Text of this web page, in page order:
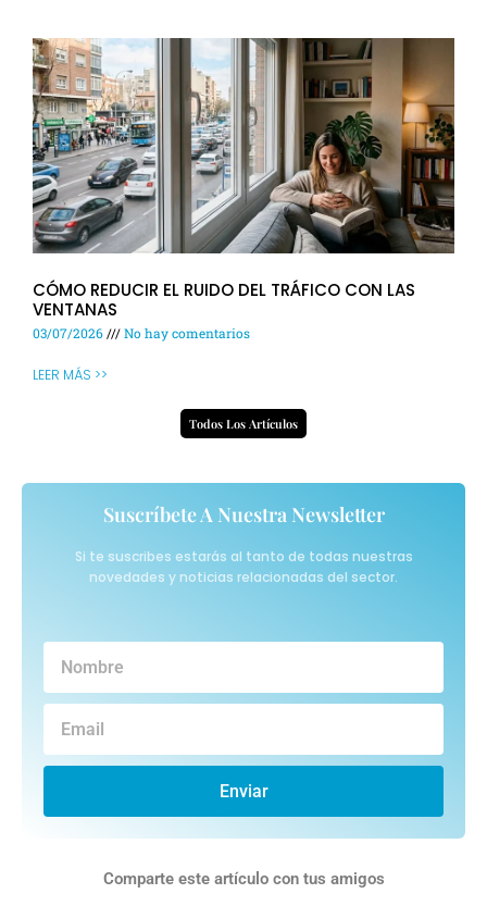
CÓMO REDUCIR EL RUIDO DEL TRÁFICO CON LAS
VENTANAS
03/07/2026 No hay comentarios
LEER MÁS >>
Todos Los Artículos
Suscríbete A Nuestra Newsletter
Si te suscribes estarás al tanto de todas nuestras
novedades y noticias relacionadas del sector.
Enviar
Comparte este artículo con tus amigos